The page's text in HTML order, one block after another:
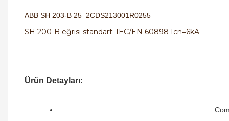
ABB SH 203-B 25 2CDS213001R0255
SH 200-B eğrisi standart: IEC/EN 60898 Icn=6kA
Ürün Detayları: